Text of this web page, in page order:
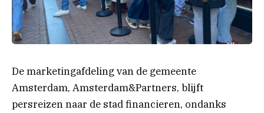
De marketingafdeling van de gemeente
Amsterdam, Amsterdam&Partners, blijft
persreizen naar de stad financieren, ondanks